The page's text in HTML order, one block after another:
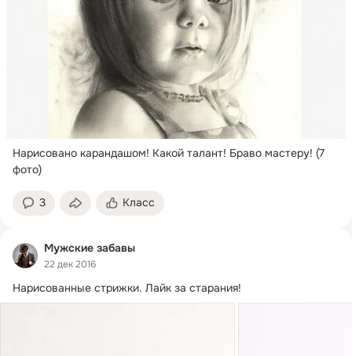
Нарисовано карандашом! Какой талант! Браво мастеру! (7
фото)
3 Класс
Мужские забавы
22 дек 2016
Нарисованные стрижки. Лайк за старания!